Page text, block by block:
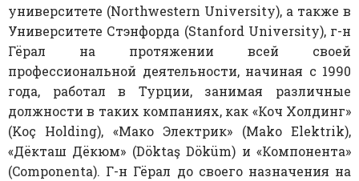
университете (Northwestern University), а также в
Университете Стэнфорда (Stanford University), г-н
Гёрал на протяжении всей своей
профессиональной деятельности, начиная с 1990
года, работал в Турции, занимая различные
должности в таких компаниях, как «Коч Холдинг»
(Koç Holding), «Мако Электрик» (Mako Elektrik),
«Дёкташ Дёкюм» (Döktaş Döküm) и «Компонента»
(Componenta). Г-н Гёрал до своего назначения на